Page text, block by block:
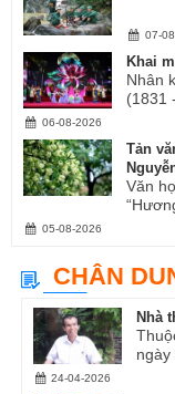
07-
Khai
Nhân
(1831
06-08-2026
Tản
Văn
05-08-2026
CHÂN
Nhà
ngày
24-04-2026